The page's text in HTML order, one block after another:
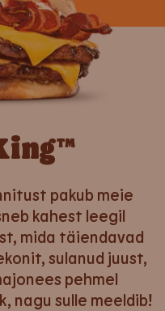
pakub meie
kahest leegil
mida täiendavad
sulanud juust,
pehmel
nagu sulle meeldib!